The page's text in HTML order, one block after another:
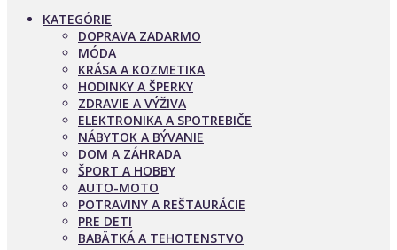
KATEGÓRIE
DOPRAVA ZADARMO
MÓDA
KRÁSA A KOZMETIKA
HODINKY A ŠPERKY
ZDRAVIE A VÝŽIVA
ELEKTRONIKA A SPOTREBIČE
NÁBYTOK A BÝVANIE
DOM A ZÁHRADA
ŠPORT A HOBBY
AUTO-MOTO
POTRAVINY A REŠTAURÁCIE
PRE DETI
BABÄTKÁ A TEHOTENSTVO